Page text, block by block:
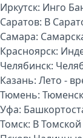
Иркутск: Инго
Саратов: В
Самара:
Красноярск:
Челябинск:
Казань: Лето -
Тюмень:
Уфа:
Томск: В